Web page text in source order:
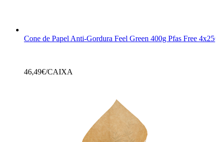
Cone de Papel Anti-Gordura Feel Green 400g Pfas Free
46,49€/CAIXA